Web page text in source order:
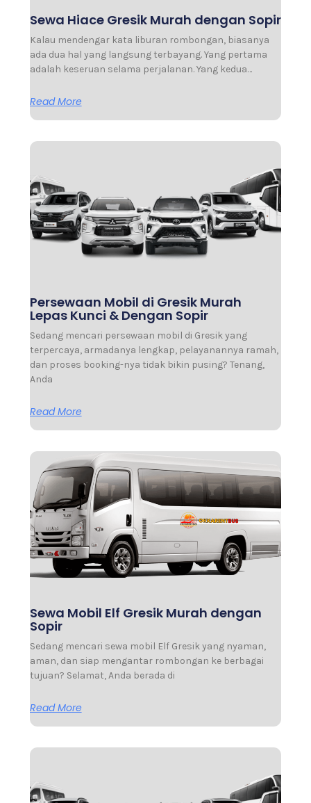
Sewa Hiace Gresik Murah dengan Sopir
Kalau mendengar kata liburan rombongan, biasanya
ada dua hal yang langsung terbayang. Yang pertama
adalah keseruan selama perjalanan. Yang kedua…
Read More
Persewaan Mobil di Gresik Murah
Lepas Kunci & Dengan Sopir
Sedang mencari persewaan mobil di Gresik yang
terpercaya, armadanya lengkap, pelayanannya ramah,
dan proses booking-nya tidak bikin pusing? Tenang,
Anda
Read More
Sewa Mobil Elf Gresik Murah dengan
Sopir
Sedang mencari sewa mobil Elf Gresik yang nyaman,
aman, dan siap mengantar rombongan ke berbagai
tujuan? Selamat, Anda berada di
Read More